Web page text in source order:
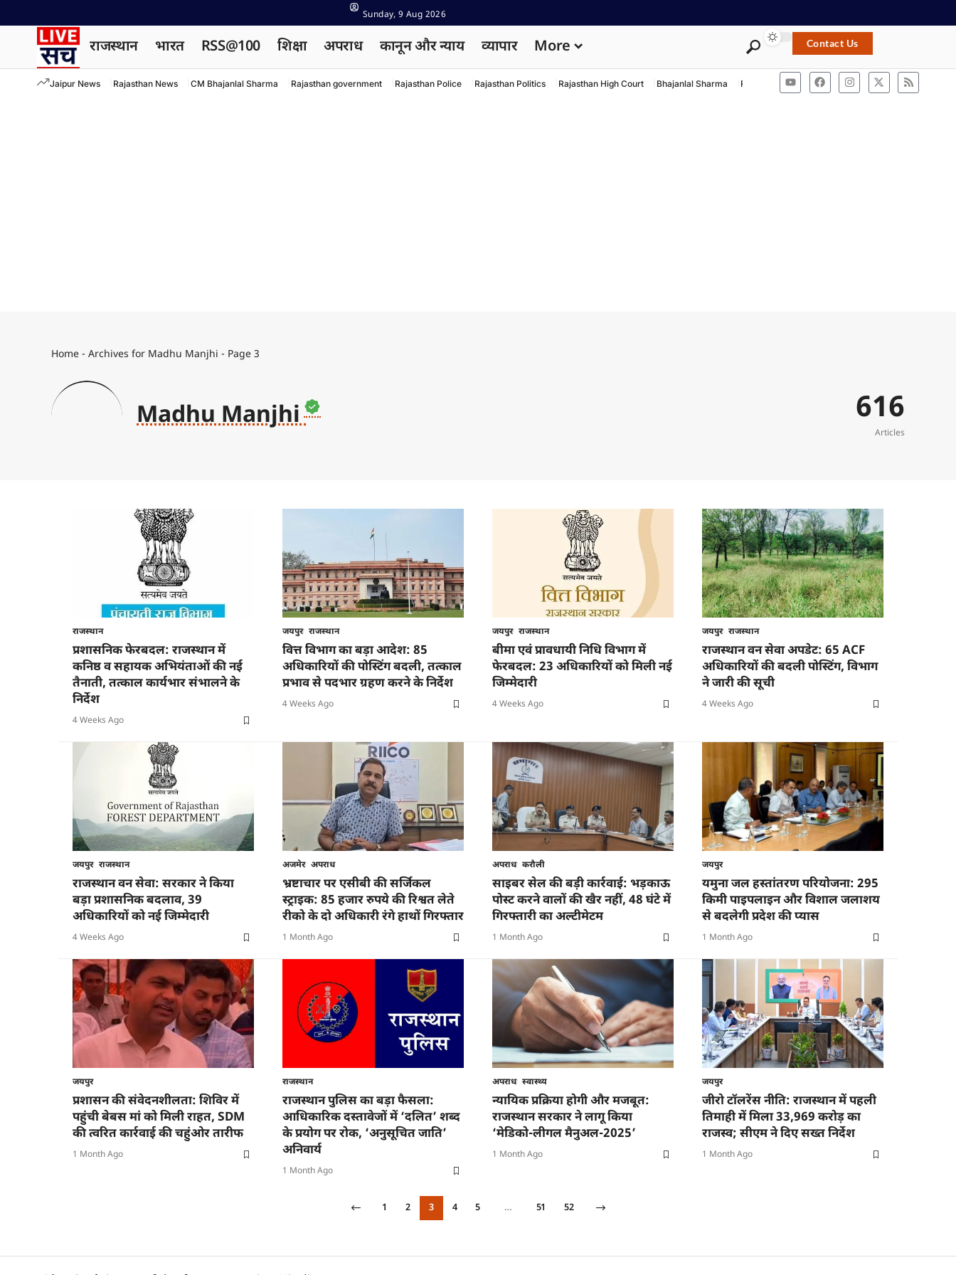
Sunday, 9 Aug 2026
राजस्थान भारत RSS@100 शिक्षा अपराध कानून और न्याय व्यापार More Contact Us
Jaipur News Rajasthan News CM Bhajanlal Sharma Rajasthan government Rajasthan Police Rajasthan Politics Rajasthan High Court Bhajanlal Sharma Rashtriya Swayamsevak Sangh ACB Rajasthan
Home - Archives for Madhu Manjhi - Page 3
Madhu Manjhi 616
Articles
राजस्थान
प्रशासनिक फेरबदल: राजस्थान में
कनिष्ठ व सहायक अभियंताओं की नई
तैनाती, तत्काल कार्यभार संभालने के
निर्देश
4 Weeks Ago
जयपुर राजस्थान
वित्त विभाग का बड़ा आदेश: 85
अधिकारियों की पोस्टिंग बदली, तत्काल
प्रभाव से पदभार ग्रहण करने के निर्देश
4 Weeks Ago
जयपुर राजस्थान
बीमा एवं प्रावधायी निधि विभाग में
फेरबदल: 23 अधिकारियों को मिली नई
जिम्मेदारी
4 Weeks Ago
जयपुर राजस्थान
राजस्थान वन सेवा अपडेट: 65 ACF
अधिकारियों की बदली पोस्टिंग, विभाग
ने जारी की सूची
4 Weeks Ago
जयपुर राजस्थान
राजस्थान वन सेवा: सरकार ने किया
बड़ा प्रशासनिक बदलाव, 39
अधिकारियों को नई जिम्मेदारी
4 Weeks Ago
अजमेर अपराध
भ्रष्टाचार पर एसीबी की सर्जिकल
स्ट्राइक: 85 हजार रुपये की रिश्वत लेते
रीको के दो अधिकारी रंगे हाथों गिरफ्तार
1 Month Ago
अपराध करौली
साइबर सेल की बड़ी कार्रवाई: भड़काऊ
पोस्ट करने वालों की खैर नहीं, 48 घंटे में
गिरफ्तारी का अल्टीमेटम
1 Month Ago
जयपुर
यमुना जल हस्तांतरण परियोजना: 295
किमी पाइपलाइन और विशाल जलाशय
से बदलेगी प्रदेश की प्यास
1 Month Ago
जयपुर
प्रशासन की संवेदनशीलता: शिविर में
पहुंची बेबस मां को मिली राहत, SDM
की त्वरित कार्रवाई की चहुंओर तारीफ
1 Month Ago
राजस्थान
राजस्थान पुलिस का बड़ा फैसला:
आधिकारिक दस्तावेजों में ‘दलित’ शब्द
के प्रयोग पर रोक, ‘अनुसूचित जाति’
अनिवार्य
1 Month Ago
अपराध स्वास्थ्य
न्यायिक प्रक्रिया होगी और मजबूत:
राजस्थान सरकार ने लागू किया
‘मेडिको-लीगल मैनुअल-2025’
1 Month Ago
जयपुर
जीरो टॉलरेंस नीति: राजस्थान में पहली
तिमाही में मिला 33,969 करोड़ का
राजस्व; सीएम ने दिए सख्त निर्देश
1 Month Ago
1 2 3 4 5 … 51 52